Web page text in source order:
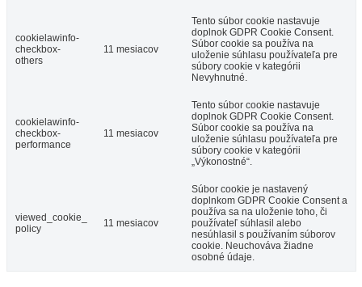
cookielawinfo-
checkbox-
others
11 mesiacov
Tento súbor cookie nastavuje
doplnok GDPR Cookie Consent.
Súbor cookie sa používa na
uloženie súhlasu používateľa pre
súbory cookie v kategórii
Nevyhnutné.
cookielawinfo-
checkbox-
performance
11 mesiacov
Tento súbor cookie nastavuje
doplnok GDPR Cookie Consent.
Súbor cookie sa používa na
uloženie súhlasu používateľa pre
súbory cookie v kategórii
„Výkonostné“.
viewed_cookie_
policy
11 mesiacov
Súbor cookie je nastavený
doplnkom GDPR Cookie Consent a
používa sa na uloženie toho, či
používateľ súhlasil alebo
nesúhlasil s používaním súborov
cookie. Neuchováva žiadne
osobné údaje.